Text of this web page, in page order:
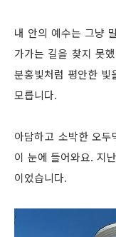
내 안의 예수는 그냥
가가는 길을 찾지 못
분홍빛처럼 평안한 빛
모릅니다.
아담하고 소박한 오
이 눈에 들어와요. 지
이었습니다.